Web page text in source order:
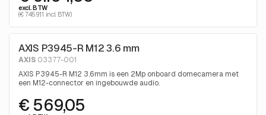
excl. BTW
(€ 7459.11 incl. BTW)
AXIS P3945-R M12 3.6 mm
AXIS 03377-001
AXIS P3945-R M12 3.6mm is een 2Mp onboard domecamera met
een M12-connector en ingebouwde audio.
€ 569,05